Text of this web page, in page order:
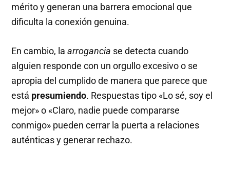
mérito y generan una barrera emocional que
dificulta la conexión genuina.
En cambio, laarrogancia se detecta cuando
alguien responde con un orgullo excesivo o se
apropia del cumplido de manera que parece que
está presumiendo. Respuestas tipo «Lo sé, soy el
mejor» o «Claro, nadie puede compararse
conmigo» pueden cerrar la puerta a relaciones
auténticas y generar rechazo.